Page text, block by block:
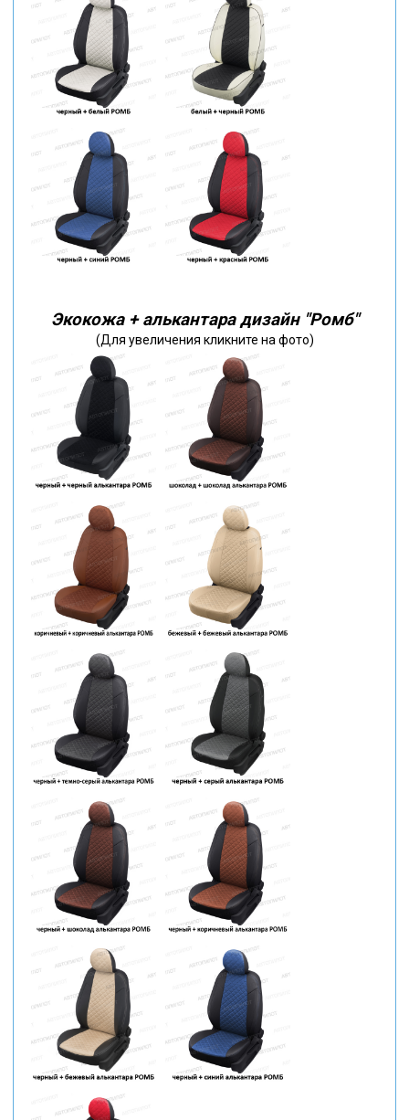
Экокожа + алькантара дизайн "Ромб"
(Для увеличения кликните на фото)